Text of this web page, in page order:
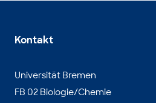
Kontakt
Universität Bremen
FB 02 Biologie/Chemie